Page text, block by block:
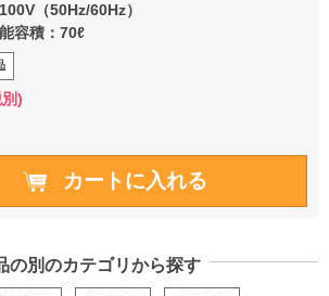
（50Hz/60Hz）
容積：70ℓ
)
の別のカテゴリから探す